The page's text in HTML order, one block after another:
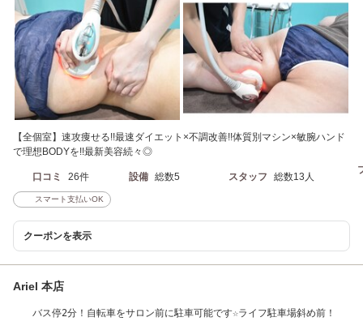
【全個室】速攻痩せる!!最速ダイエット×不調改善!!体質別マシン×敏腕ハンド
で理想BODYを!!最新美容続々◎
口コミ 26件 設備 総数5 スタッフ 総数13人
スマート支払いOK
クーポンを表示
Ariel 本店
バス停2分！自転車をサロン前に駐車可能です☆ライフ駐車場斜め前！